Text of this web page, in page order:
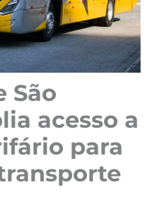
São
acesso a
para